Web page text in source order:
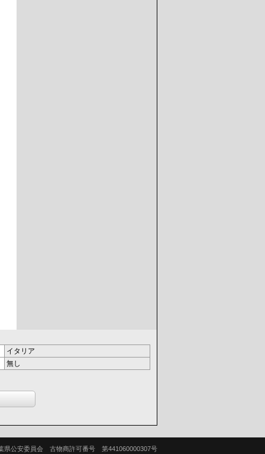
イタリア
無し
県公安委員会 古物商許可番号 第441060000307号